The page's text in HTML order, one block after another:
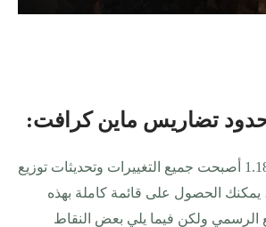
حدود تضاريس ماين كرافت:
اعتباراً من التحديث 1.18 أصبحت جميع التغييرات وتحديثات توزيع
يمكنك الحصول على قائمة كاملة بهذه
الرسمي ولكن فيما يلي بعض النقاط